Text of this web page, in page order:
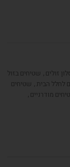
זולים, שטיחים בזול
לחלל הבית, שטיחים
מודרניים,